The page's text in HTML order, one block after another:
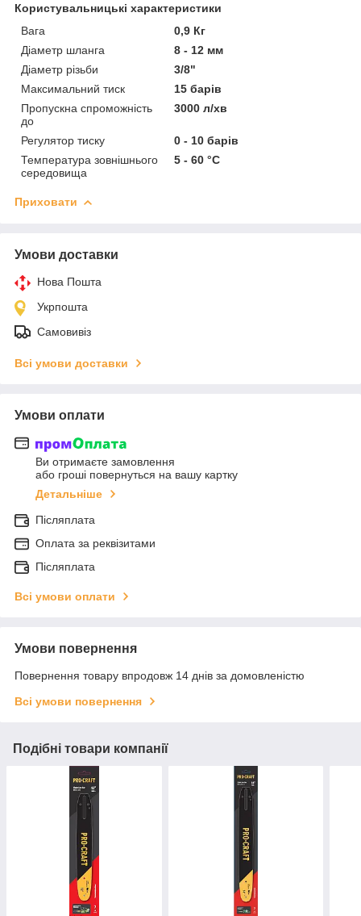
Користувальницькі характеристики
Вага
0,9 Кг
Діаметр шланга
8 - 12 мм
Діаметр різьби
3/8"
Максимальний тиск
15 барів
Пропускна спроможність
до
3000 л/хв
Регулятор тиску
0 - 10 барів
Температура зовнішнього
середовища
5 - 60 °C
Приховати
Умови доставки
Нова Пошта
Укрпошта
Самовивіз
Всі умови доставки
Умови оплати
Ви отримаєте замовлення
або гроші повернуться на вашу картку
Детальніше
Післяплата
Оплата за реквізитами
Післяплата
Всі умови оплати
Умови повернення
Повернення товару впродовж 14 днів за домовленістю
Всі умови повернення
Подібні товари компанії